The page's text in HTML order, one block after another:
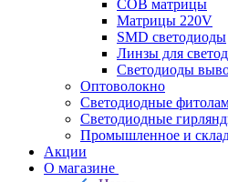
COB матрицы
Матрицы 220V
SMD светодиоды
Линзы для
Светодиоды
Оптоволокно
Светодиодные
Светодиодные
Промышленное и
Акции
О магазине